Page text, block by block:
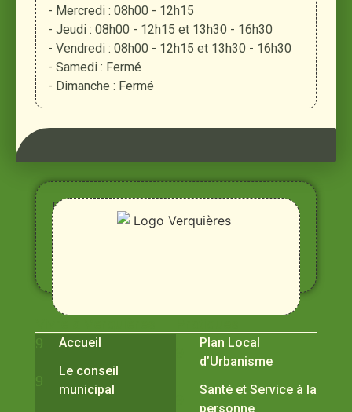
- Mercredi : 08h00 - 12h15
- Jeudi : 08h00 - 12h15 et 13h30 - 16h30
- Vendredi : 08h00 - 12h15 et 13h30 - 16h30
- Samedi : Fermé
- Dimanche : Fermé
Entre
Rhône,
Alpilles
et
Durance
Accueil
Le conseil
municipal
Plan Local
d’Urbanisme
Santé et Service à la
personne